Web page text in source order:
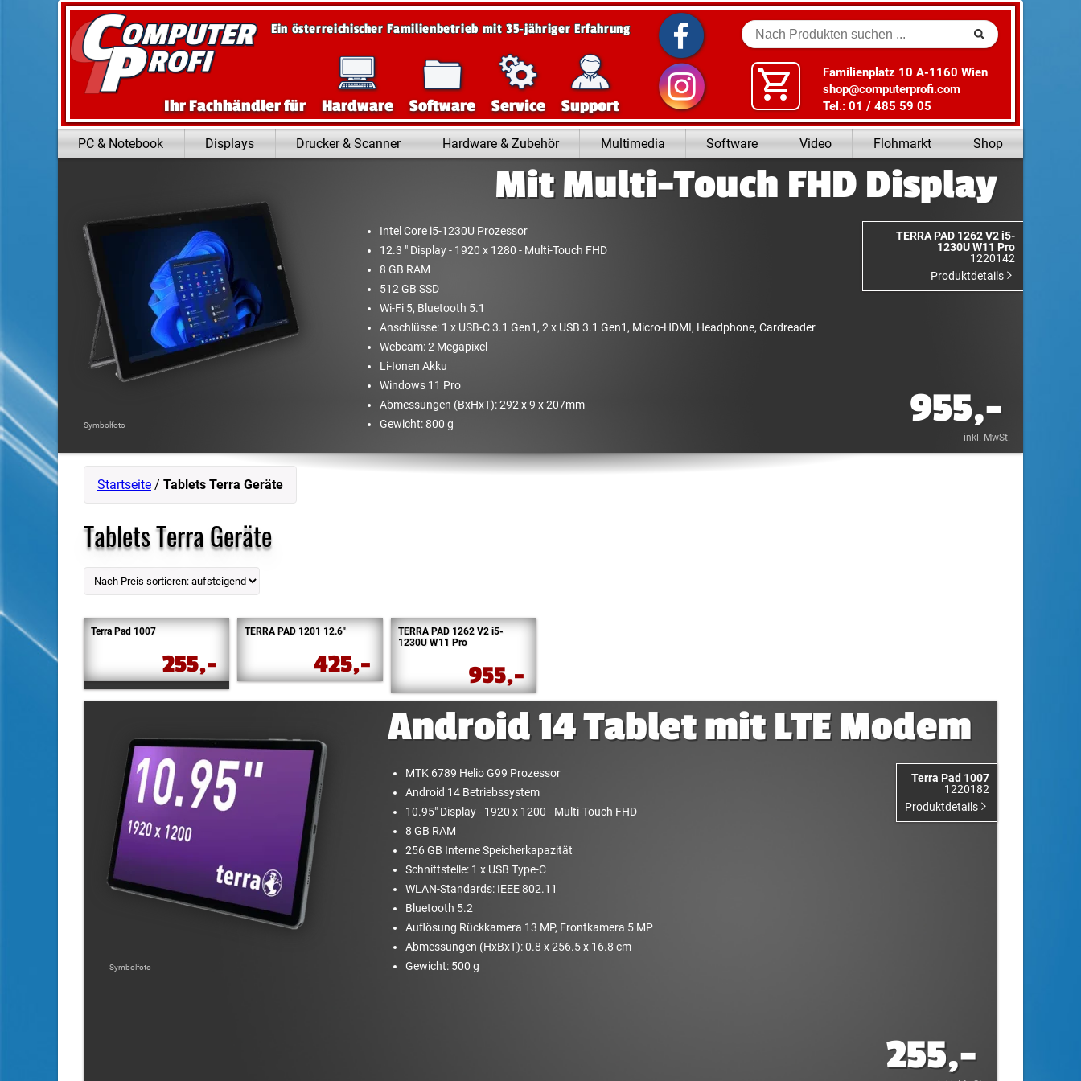
Zum Inhalt springen
Ein österreichischer Familienbetrieb mit 35‑jähriger Erfahrung
Ihr Fachhändler für Hardware Software Service Support
Suche
Familienplatz 10 A-1160 Wien
shop@computerprofi.com
Tel.: 01 / 485 59 05
PC & Notebook Displays Drucker & Scanner Hardware & Zubehör Multimedia Software Video Flohmarkt Shop
Symbolfoto
Mit Multi-Touch FHD Display
Intel Core i5-1230U Prozessor
12.3 " Display - 1920 x 1280 - Multi-Touch FHD
8 GB RAM
512 GB SSD
Wi-Fi 5, Bluetooth 5.1
Anschlüsse: 1 x USB-C 3.1 Gen1, 2 x USB 3.1 Gen1, Micro-HDMI, Headphone, Cardreader
Webcam: 2 Megapixel
Li-Ionen Akku
Windows 11 Pro
Abmessungen (BxHxT): 292 x 9 x 207mm
Gewicht: 800 g
TERRA PAD 1262 V2 i5-
1230U W11 Pro
1220142
Produktdetails
955,-
inkl. MwSt.
Startseite / Tablets Terra Geräte
Tablets Terra Geräte
Terra Pad 1007
255,-
TERRA PAD 1201 12.6″
425,-
TERRA PAD 1262 V2 i5-
1230U W11 Pro
955,-
Symbolfoto
Android 14 Tablet mit LTE Modem
MTK 6789 Helio G99 Prozessor
Android 14 Betriebssystem
10.95" Display - 1920 x 1200 - Multi-Touch FHD
8 GB RAM
256 GB Interne Speicherkapazität
Schnittstelle: 1 x USB Type-C
WLAN-Standards: IEEE 802.11
Bluetooth 5.2
Auflösung Rückkamera 13 MP, Frontkamera 5 MP
Abmessungen (HxBxT): 0.8 x 256.5 x 16.8 cm
Gewicht: 500 g
Terra Pad 1007
1220182
Produktdetails
255,-